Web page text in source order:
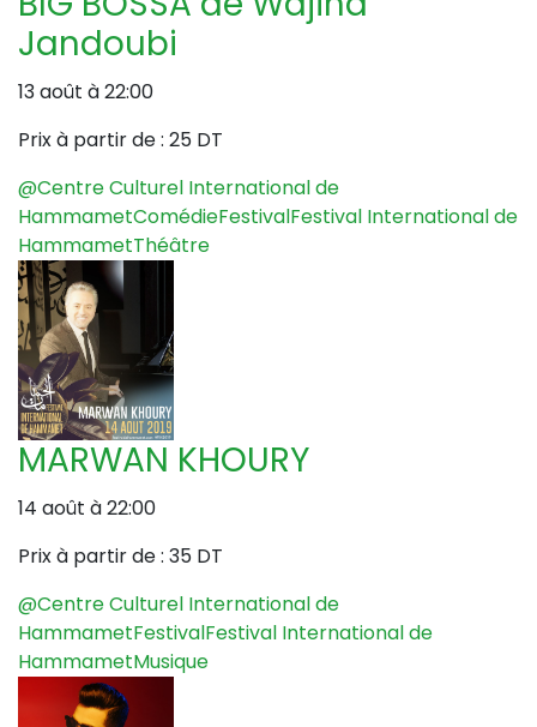
Jandoubi
13 août à 22:00
Prix à partir de : 25 DT
@Centre Culturel International de
HammametComédieFestivalFestival International de
HammametThéâtre
MARWAN KHOURY
14 août à 22:00
Prix à partir de : 35 DT
@Centre Culturel International de
HammametFestivalFestival International de
HammametMusique